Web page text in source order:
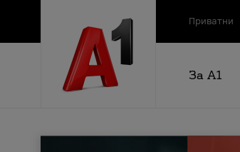
Приватни
За А1